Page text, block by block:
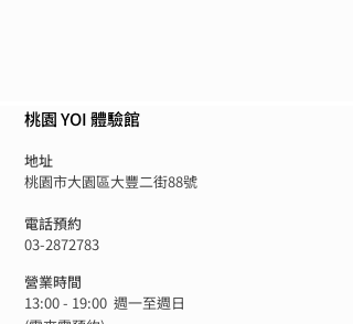
桃園 YOI 體驗館
地址
桃園市大園區大豐二街88號
電話預約
03-2872783
營業時間
13:00 - 19:00 週一至週日